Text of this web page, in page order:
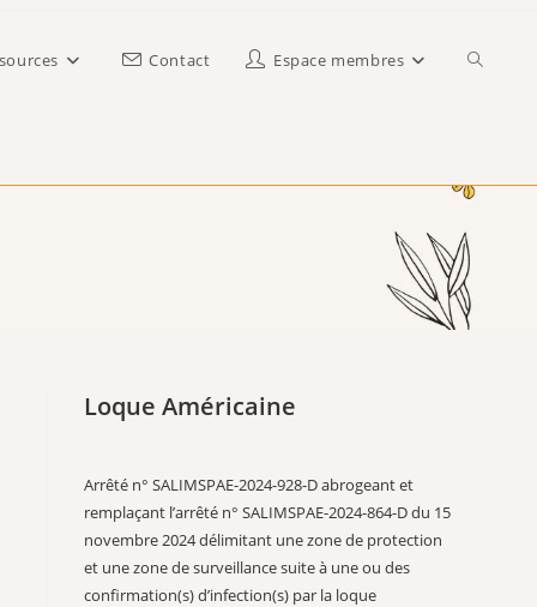
Contact Espace membres Toggle
search
Loque Américaine
Arrêté n° SALIMSPAE-2024-928-D abrogeant et
remplaçant l’arrêté n° SALIMSPAE-2024-864-D du 15
novembre 2024 délimitant une zone de protection
et une zone de surveillance suite à une ou des
confirmation(s) d’infection(s) par la loque